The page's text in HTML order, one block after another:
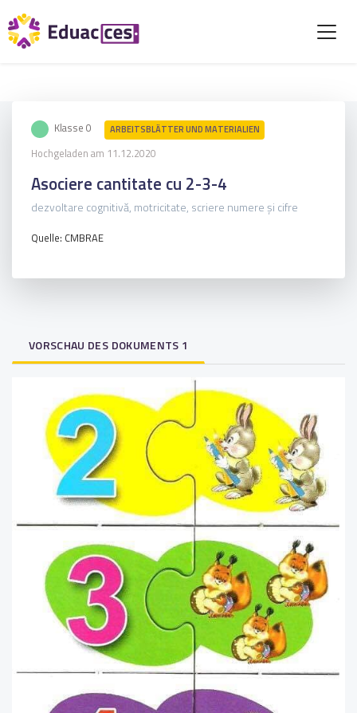
Klasse 0 ARBEITSBLÄTTER UND MATERIALIEN
Hochgeladen am 11.12.2020
Asociere cantitate cu 2-3-4
dezvoltare cognitivă, motricitate, scriere numere și cifre
Quelle: CMBRAE
VORSCHAU DES DOKUMENTS 1